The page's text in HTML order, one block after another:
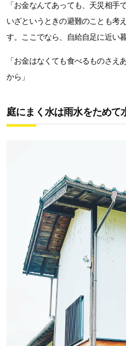
「お金なんてあっても、天災相手
いざというときの避難のことも考
す。ここでなら、自給自足に近い
「お金はなくても食べるものさえ
から」
庭にまく水は雨水をためて